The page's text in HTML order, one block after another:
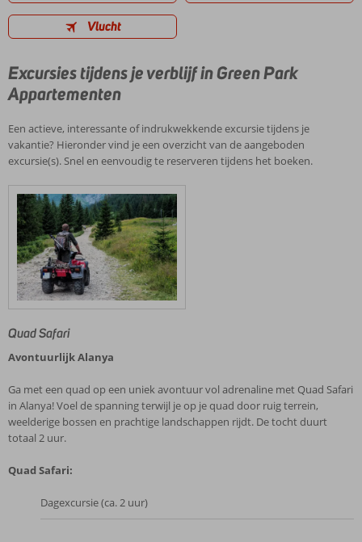
Vlucht
Excursies tijdens je verblijf in Green Park
Appartementen
Een actieve, interessante of indrukwekkende excursie tijdens je
vakantie? Hieronder vind je een overzicht van de aangeboden
excursie(s). Snel en eenvoudig te reserveren tijdens het boeken.
Quad Safari
Avontuurlijk Alanya
Ga met een quad op een uniek avontuur vol adrenaline met Quad Safari
in Alanya! Voel de spanning terwijl je op je quad door ruig terrein,
weelderige bossen en prachtige landschappen rijdt. De tocht duurt
totaal 2 uur.
Quad Safari:
Dagexcursie (ca. 2 uur)